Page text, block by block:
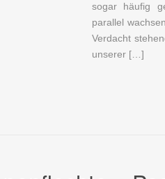
sogar häufig
parallel
Verdacht
unserer […]